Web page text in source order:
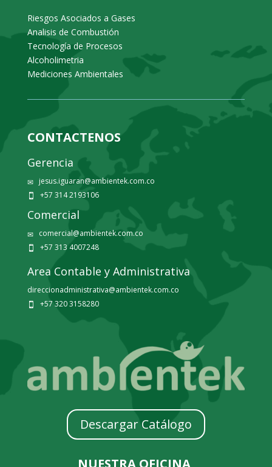
Riesgos Asociados a Gases
Analisis de Combustión
Tecnología de Procesos
Alcoholimetria
Mediciones Ambientales
CONTACTENOS
Gerencia
✉ jesus.iguaran@ambientek.com.co
 +57 314 2193106
Comercial
✉ comercial@ambientek.com.co
 +57 313 4007248
Area Contable y Administrativa
direccionadministrativa@ambientek.com.co
 +57 320 3158280
Descargar Catálogo